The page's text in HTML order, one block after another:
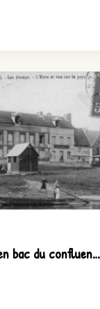
Damps (les) – L’ancien bac du confluent entre l’Eure et la Seine